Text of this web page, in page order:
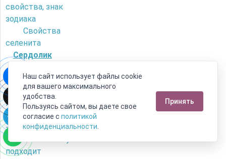
свойства, знак
зодиака
Свойства
селенита
Сердолик
сердолик от
искусственного
камня?
Камень сердолик
- его магические
свойства и кому
подходит
Наш сайт использует файлы cookie
для вашего максимального
удобства.
Пользуясь сайтом, вы даете свое
согласие с политикой
конфиденциальности
Принять